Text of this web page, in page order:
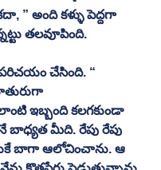
” అంది కళ్ళు పెద్దగా
తలవూపింది.
ఇబ్బంది కలగకుండా
బాధ్యత మీది. రేపు రేపు
బాగా ఆలోచించాను. ఆ